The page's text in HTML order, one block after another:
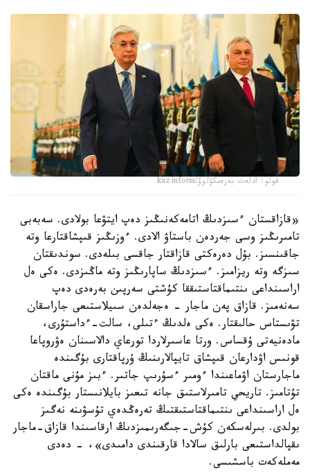
فوتو: ادلەت بەرەمكۋلوۆ/kazinform
«قازاقستان ءسىزدىڭ اتامەكەنىڭىز دەپ ايتۋعا بولادى. سەبەبى
تامىرىڭىز وسى جەردەن باستاۋ الادى. ءوزىڭىز قىپشاقتارعا وتە
جاقىنسىز. بۇل دەرەكتى قازاقتار جاقسى بىلەدى. سوندىقتان
سىزگە وتە ريزامىز. ءسىزدىڭ ساپارىڭىز وتە ماڭىزدى. ەكى ەل
اراسىنداعى ىنتىماقتاستىققا كۇشتى سەرپىن بەرەدى دەپ
سەنەمىز. قازاق پەن ماجار - ەجەلدەن سىيلاستىعى جاراسقان
تۋىستاس حالىقتار. ەكى ەلدىڭ ءتىلى، سالت-ءداستۇرى،
مادەنيەتى ۇقساس. ورتا عاسىرلاردا تورعاي دالاسىنان ەۋروپاعا
قونىس اۋدارعان قىپشاق تايپالارىنىڭ ۇرپاقتارى بۇگىندە
ماجارستان اۋماعىندا ءومىر ءسۇرىپ جاتىر. ءبىز مۇنى ماقتان
تۇتامىز. تاريحي تامىرلاستىق جانە تىعىز بايلانىستار بۇگىندە ەكى
ەل اراسىنداعى ىنتىماقتاستىقتىڭ تەرەڭدەي تۇسۋىنە نەگىز
بولدى. بىرلەسكەن كۇش-جىگەرىمىزدىڭ ارقاسىندا قازاق-ماجار
ىقپالداستىعى بارلىق سالادا قارقىندى دامىدى»، - دەدى
مەملەكەت باسشىسى.